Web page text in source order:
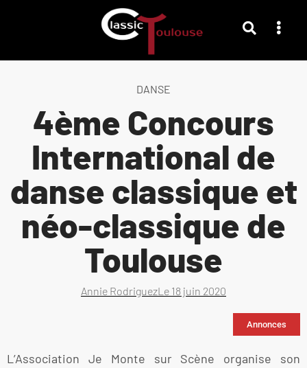
DANSE
4ème Concours
International de
danse classique et
néo-classique de
Toulouse
Annie RodriguezLe 18 juin 2020
Annonces
L’Association Je Monte sur Scène organise son